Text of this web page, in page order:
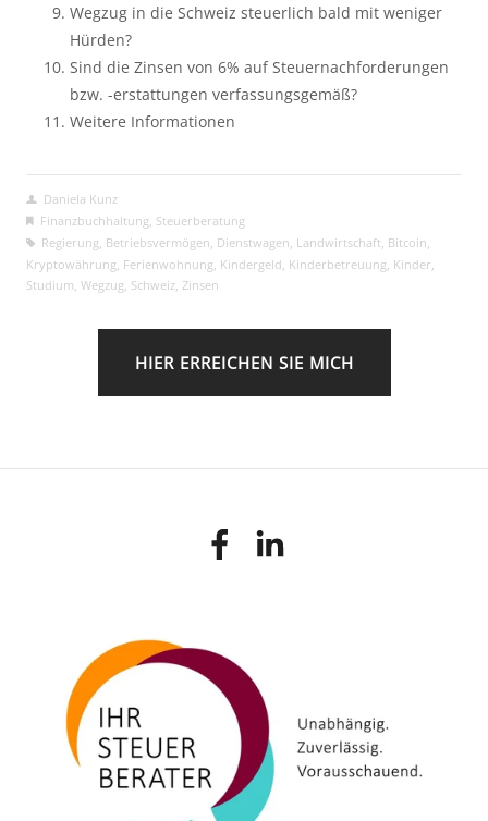
Wegzug in die Schweiz steuerlich bald mit weniger
Hürden?
Sind die Zinsen von 6% auf Steuernachforderungen
bzw. -erstattungen verfassungsgemäß?
Weitere Informationen
Daniela Kunz
Finanzbuchhaltung Steuerberatung
Regierung Betriebsvermögen Dienstwagen Landwirtschaft Bitcoin
Kryptowährung Ferienwohnung Kindergeld Kinderbetreuung Kinder
Studium Wegzug Schweiz Zinsen
HIER ERREICHEN SIE MICH